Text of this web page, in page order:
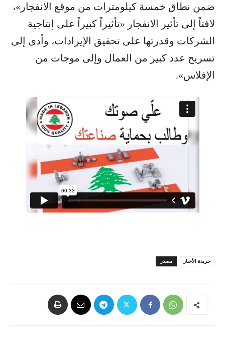
ضمن نطاق خمسة كيلومترات من موقع الانفجار»،
لافتاً إلى تأثير الانفجار «تأثيراً كبيراً على إنتاجية
الشركات وقدرتها على تحقيق الإيرادات، وأدى إلى
تسريح عدد كبير من العمال وإلى موجات من
الإفلاس».
مصدر جريدة الأخبار